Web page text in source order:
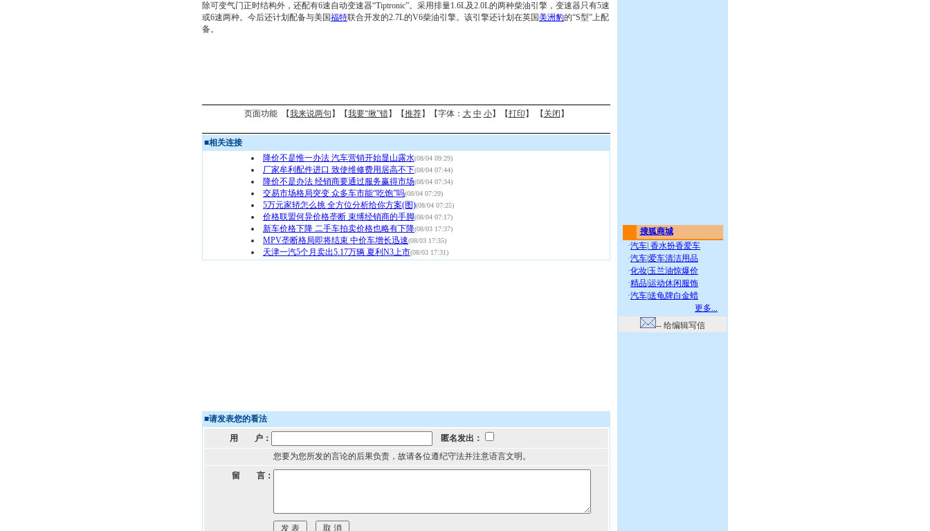
除可变气门正时结构外，还配有6速自动变速器“Tiptronic”。采用排量1.6L及2.0L的两种柴油引擎，变速器只有5速
或6速两种。今后还计划配备与美国福特联合开发的2.7L的V6柴油引擎。该引擎还计划在英国美洲豹的“S型”上配
备。
页面功能 【我来说两句 】【我要“揪”错】【推荐】【字体： 大 中 小】【打印 】 【 关闭 】
■相关连接
降价不是惟一办法 汽车营销开始显山露水(08/04 09:29)
厂家牟利配件进口 致使维修费用居高不下(08/04 07:44)
降价不是办法 经销商要通过服务赢得市场(08/04 07:34)
交易市场格局突变 众多车市能“吃饱”吗(08/04 07:29)
5万元家轿怎么挑 全方位分析给你方案(图)(08/04 07:25)
价格联盟何异价格垄断 束缚经销商的手脚(08/04 07:17)
新车价格下降 二手车拍卖价格也略有下降(08/03 17:37)
MPV垄断格局即将结束 中价车增长迅速(08/03 17:35)
天津一汽5个月卖出5.17万辆 夏利N3上市(08/03 17:31)
■请发表您的看法
用 户：
匿名发出：
您要为您所发的言论的后果负责，故请各位遵纪守法并注意语言文明。
留 言：
搜狐商城
·汽车 香水扮香爱车
·汽车爱车清洁用品
·化妆 玉兰油惊爆价
·精品运动休闲服饰
·汽车送龟牌白金蜡
更多...
-- 给编辑写信